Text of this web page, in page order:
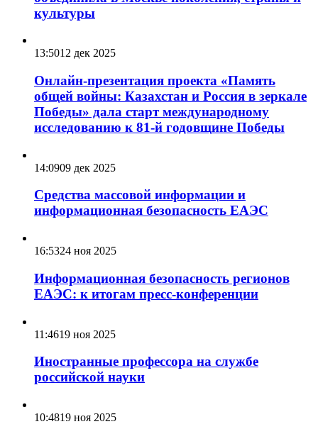
культуры
13:5012 дек 2025
Онлайн-презентация проекта «Память
общей войны: Казахстан и Россия в зеркале
Победы» дала старт международному
исследованию к 81-й годовщине Победы
14:0909 дек 2025
Средства массовой информации и
информационная безопасность ЕАЭС
16:5324 ноя 2025
Информационная безопасность регионов
ЕАЭС: к итогам пресс-конференции
11:4619 ноя 2025
Иностранные профессора на службе
российской науки
10:4819 ноя 2025